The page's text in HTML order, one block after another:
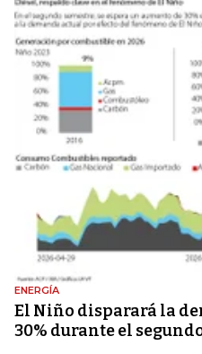
ENERGÍA
El Niño disparará la
30% durante el